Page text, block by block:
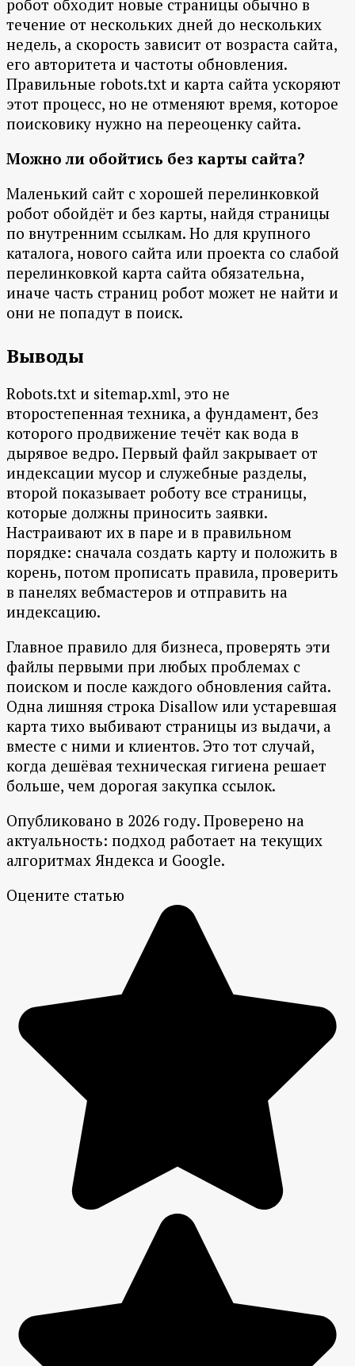
робот обходит новые страницы обычно в
течение от нескольких дней до нескольких
недель, а скорость зависит от возраста сайта,
его авторитета и частоты обновления.
Правильные robots.txt и карта сайта ускоряют
этот процесс, но не отменяют время, которое
поисковику нужно на переоценку сайта.
Можно ли обойтись без карты сайта?
Маленький сайт с хорошей перелинковкой
робот обойдёт и без карты, найдя страницы
по внутренним ссылкам. Но для крупного
каталога, нового сайта или проекта со слабой
перелинковкой карта сайта обязательна,
иначе часть страниц робот может не найти и
они не попадут в поиск.
Выводы
Robots.txt и sitemap.xml, это не
второстепенная техника, а фундамент, без
которого продвижение течёт как вода в
дырявое ведро. Первый файл закрывает от
индексации мусор и служебные разделы,
второй показывает роботу все страницы,
которые должны приносить заявки.
Настраивают их в паре и в правильном
порядке: сначала создать карту и положить в
корень, потом прописать правила, проверить
в панелях вебмастеров и отправить на
индексацию.
Главное правило для бизнеса, проверять эти
файлы первыми при любых проблемах с
поиском и после каждого обновления сайта.
Одна лишняя строка Disallow или устаревшая
карта тихо выбивают страницы из выдачи, а
вместе с ними и клиентов. Это тот случай,
когда дешёвая техническая гигиена решает
больше, чем дорогая закупка ссылок.
Опубликовано в 2026 году. Проверено на
актуальность: подход работает на текущих
алгоритмах Яндекса и Google.
Оцените статью